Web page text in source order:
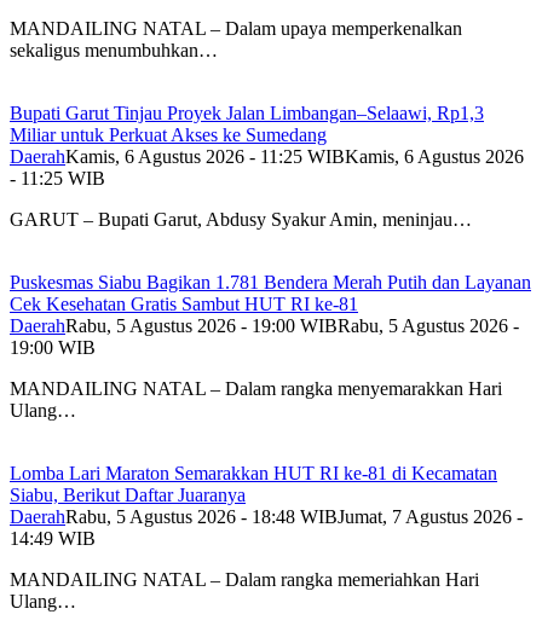
MANDAILING NATAL – Dalam upaya memperkenalkan
sekaligus menumbuhkan…
Bupati Garut Tinjau Proyek Jalan Limbangan–Selaawi, Rp1,3
Miliar untuk Perkuat Akses ke Sumedang
DaerahKamis, 6 Agustus 2026 - 11:25 WIBKamis, 6 Agustus 2026
- 11:25 WIB
GARUT – Bupati Garut, Abdusy Syakur Amin, meninjau…
Puskesmas Siabu Bagikan 1.781 Bendera Merah Putih dan Layanan
Cek Kesehatan Gratis Sambut HUT RI ke-81
DaerahRabu, 5 Agustus 2026 - 19:00 WIBRabu, 5 Agustus 2026 -
19:00 WIB
MANDAILING NATAL – Dalam rangka menyemarakkan Hari
Ulang…
Lomba Lari Maraton Semarakkan HUT RI ke-81 di Kecamatan
Siabu, Berikut Daftar Juaranya
DaerahRabu, 5 Agustus 2026 - 18:48 WIBJumat, 7 Agustus 2026 -
14:49 WIB
MANDAILING NATAL – Dalam rangka memeriahkan Hari
Ulang…